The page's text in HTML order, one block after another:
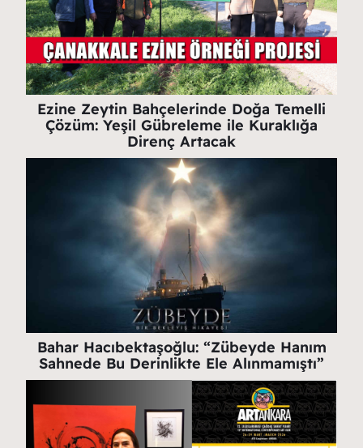
Ezine Zeytin Bahçelerinde Doğa Temelli
Çözüm: Yeşil Gübreleme ile Kuraklığa
Direnç Artacak
Bahar Hacıbektaşoğlu: “Zübeyde Hanım
Sahnede Bu Derinlikte Ele Alınmamıştı”